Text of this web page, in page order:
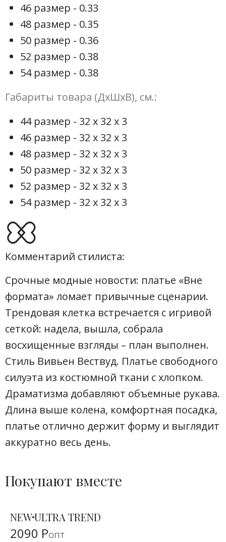
46 размер - 0.33
48 размер - 0.35
50 размер - 0.36
52 размер - 0.38
54 размер - 0.38
Габариты товара (ДхШхВ), см.:
44 размер - 32 х 32 х 3
46 размер - 32 х 32 х 3
48 размер - 32 х 32 х 3
50 размер - 32 х 32 х 3
52 размер - 32 х 32 х 3
54 размер - 32 х 32 х 3
Комментарий стилиста:
Срочные модные новости: платье «Вне
формата» ломает привычные сценарии.
Трендовая клетка встречается с игривой
сеткой: надела, вышла, собрала
восхищенные взгляды – план выполнен.
Стиль Вивьен Вествуд. Платье свободного
силуэта из костюмной ткани с хлопком.
Драматизма добавляют объемные рукава.
Длина выше колена, комфортная посадка,
платье отлично держит форму и выглядит
аккуратно весь день.
Покупают вместе
NEWULTRA TREND
2090 Ропт